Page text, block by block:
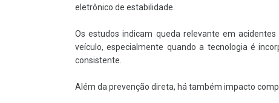
eletrônico de estabilidade.
Os estudos indicam queda relevante em
veículo, especialmente quando a tecnologia é
consistente.
Além da prevenção direta, há também impacto